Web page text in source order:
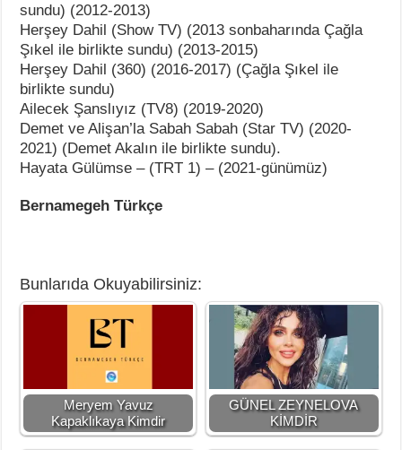
sundu) (2012-2013)
Herşey Dahil (Show TV) (2013 sonbaharında Çağla
Şıkel ile birlikte sundu) (2013-2015)
Herşey Dahil (360) (2016-2017) (Çağla Şıkel ile
birlikte sundu)
Ailecek Şanslıyız (TV8) (2019-2020)
Demet ve Alişan’la Sabah Sabah (Star TV) (2020-
2021) (Demet Akalın ile birlikte sundu).
Hayata Gülümse – (TRT 1) – (2021-günümüz)
Bernamegeh Türkçe
Bunlarıda Okuyabilirsiniz:
Meryem Yavuz
Kapaklıkaya Kimdir
GÜNEL ZEYNELOVA
KİMDİR